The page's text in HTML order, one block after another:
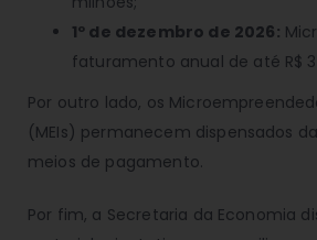
1º de dezembro de 2026:
faturamento anual de até R$
Por outro lado, os
(MEIs) permanecem dispensados
meios de pagamento.
Por fim, a Secretaria da Economia